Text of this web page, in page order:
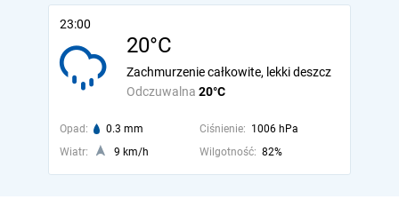
23:00
20°C
Odczuwalna 20°C
Zachmurzenie całkowite, lekki deszcz
Opad: 0.3 mm Ciśnienie: 1006 hPa
Wiatr:
9 km/h Wilgotność: 82%